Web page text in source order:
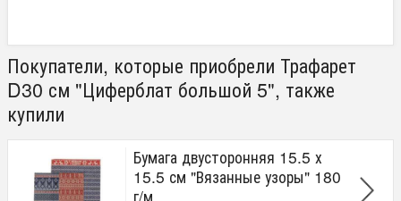
Покупатели, которые приобрели Трафарет
D30 см "Циферблат большой 5", также
купили
Бумага двусторонняя 15.5 х
15.5 см "Вязанные узоры" 180
г/м